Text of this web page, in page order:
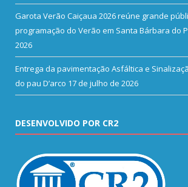
Garota Verão Caiçaua 2026 reúne grande
programação do Verão em Santa Bárbara do
2026
Entrega da pavimentação Asfáltica e
do pau D’arco 17 de julho de 2026
DESENVOLVIDO POR CR2